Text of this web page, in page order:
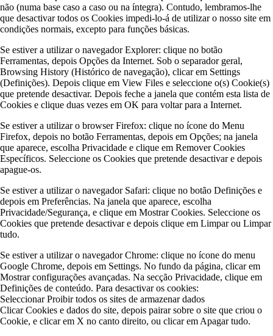
não (numa base caso a caso ou na íntegra). Contudo, lembramos-lhe
que desactivar todos os Cookies impedi-lo-á de utilizar o nosso site em
condições normais, excepto para funções básicas.
Se estiver a utilizar o navegador Explorer: clique no botão
Ferramentas, depois Opções da Internet. Sob o separador geral,
Browsing History (Histórico de navegação), clicar em Settings
(Definições). Depois clique em View Files e seleccione o(s) Cookie(s)
que pretende desactivar. Depois feche a janela que contém esta lista de
Cookies e clique duas vezes em OK para voltar para a Internet.
Se estiver a utilizar o browser Firefox: clique no ícone do Menu
Firefox, depois no botão Ferramentas, depois em Opções; na janela
que aparece, escolha Privacidade e clique em Remover Cookies
Específicos. Seleccione os Cookies que pretende desactivar e depois
apague-os.
Se estiver a utilizar o navegador Safari: clique no botão Definições e
depois em Preferências. Na janela que aparece, escolha
Privacidade/Segurança, e clique em Mostrar Cookies. Seleccione os
Cookies que pretende desactivar e depois clique em Limpar ou Limpar
tudo.
Se estiver a utilizar o navegador Chrome: clique no ícone do menu
Google Chrome, depois em Settings. No fundo da página, clicar em
Mostrar configurações avançadas. Na secção Privacidade, clique em
Definições de conteúdo. Para desactivar os cookies:
Seleccionar Proibir todos os sites de armazenar dados
Clicar Cookies e dados do site, depois pairar sobre o site que criou o
Cookie, e clicar em X no canto direito, ou clicar em Apagar tudo.